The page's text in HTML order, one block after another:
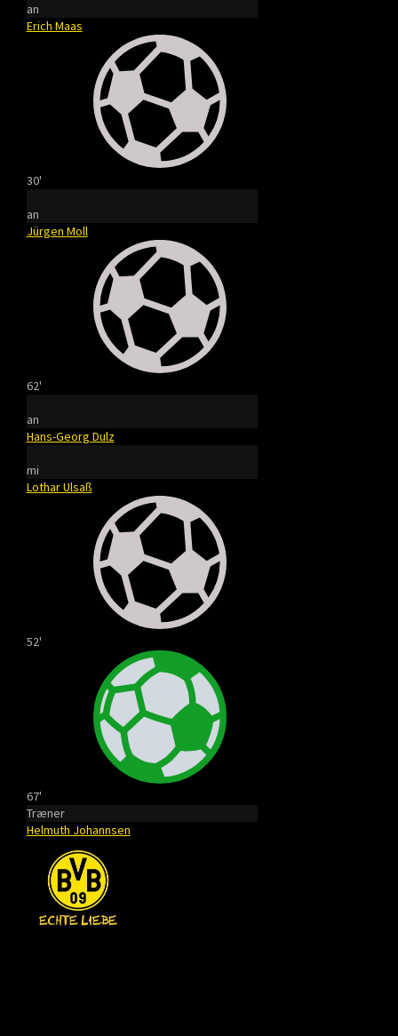
an
Erich Maas
30'
an
Jürgen Moll
62'
an
Hans-Georg Dulz
mi
Lothar Ulsaß
52'
67'
Træner
Helmuth Johannsen